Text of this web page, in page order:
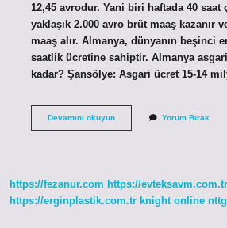
12,45 avrodur. Yani biri haftada 40 saat
yaklaşık 2.000 avro brüt maaş kazanır
maaş alır. Almanya, dünyanın beşinci
saatlik ücretine sahiptir. Almanya
kadar? Şansölye: Asgari ücret 15-14
Devamını okuyunAlmanyada Yorum Bırak
https://fezanur.com https://evteksavm.com.tr
https://erginplastik.com.tr knight online